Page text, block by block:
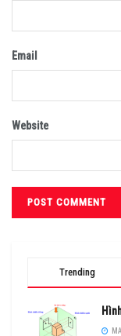
Email
Website
Trending